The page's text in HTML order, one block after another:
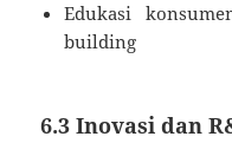
Edukasi
building
6.3 Inovasi dan